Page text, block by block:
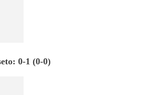
0-1 (0-0)